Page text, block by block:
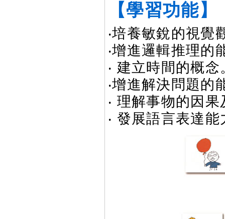
【學習功能】
‧培養敏銳的視覺
‧增進邏輯推理的
‧ 建立時間的概念
‧增進解決問題的
‧ 理解事物的因
‧ 發展語言表達能